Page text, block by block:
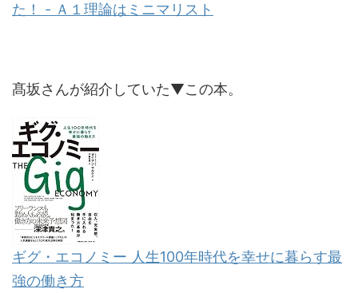
た！ - Ａ１理論はミニマリスト
髙坂さんが紹介していた▼この本。
ギグ・エコノミー 人生100年時代を幸せに暮らす最
強の働き方